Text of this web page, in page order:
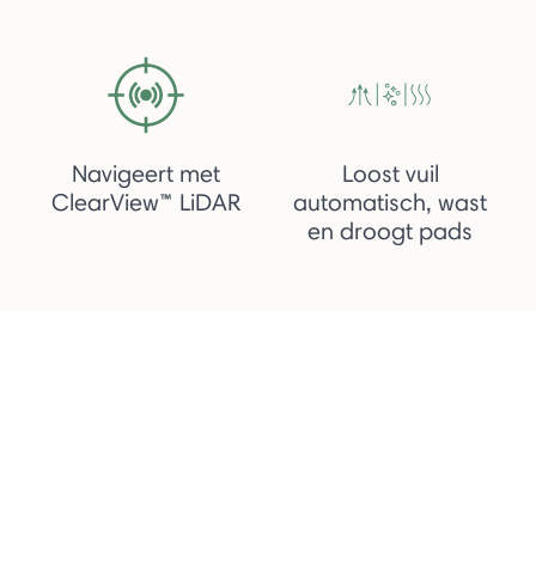
Navigeert met
ClearView™ LiDAR
Loost vuil
automatisch, wast
en droogt pads